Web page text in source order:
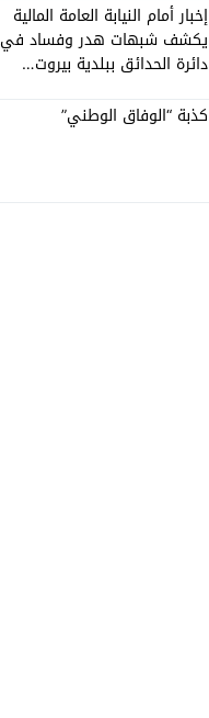
إخبار أمام النيابة العامة المالية
يكشف شبهات هدر وفساد في
دائرة الحدائق ببلدية بيروت…
كذبة “الوفاق الوطني”